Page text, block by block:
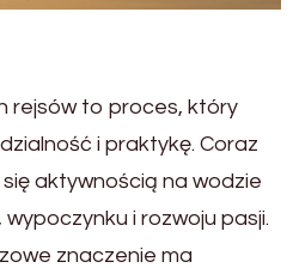
rejsów to proces, który
i praktykę. Coraz
aktywnością na wodzie
i rozwoju pasji.
znaczenie ma